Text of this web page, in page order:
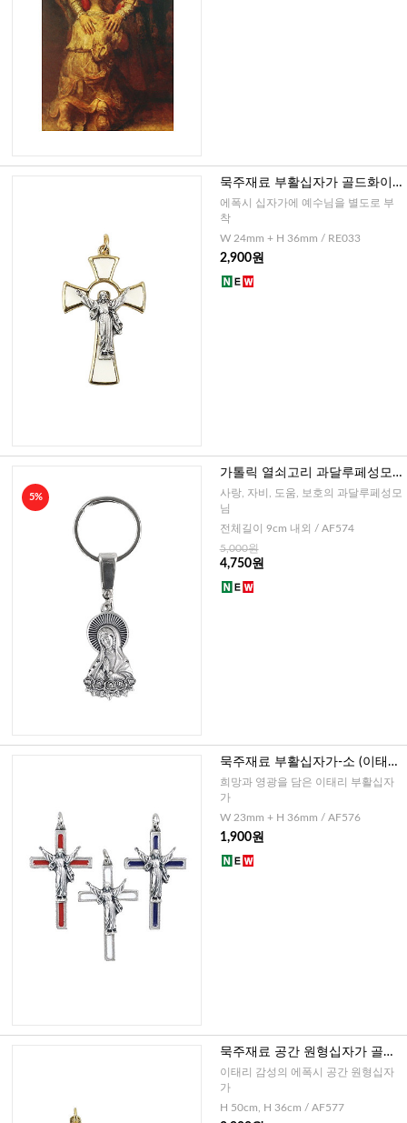
묵주재료 부활십자가 골드화이
트(이태리)-소
에폭시 십자가에 예수님을 별도로 부
착
W 24mm + H 36mm / RE033
2,900원
5%
가톨릭 열쇠고리 과달루페성모
(이태리)
사랑, 자비, 도움, 보호의 과달루페성모
님
전체길이 9cm 내외 / AF574
5,000원
4,750원
묵주재료 부활십자가-소 (이태
리)-레드,화이트,블루
희망과 영광을 담은 이태리 부활십자
가
W 23mm + H 36mm / AF576
1,900원
묵주재료 공간 원형십자가 골드
화블루(이태리)-대,소
이태리 감성의 에폭시 공간 원형십자
가
H 50cm, H 36cm / AF577